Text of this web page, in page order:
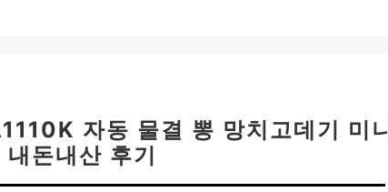
자동 물결 뽕 망치고데기 미니
내돈내산 후기